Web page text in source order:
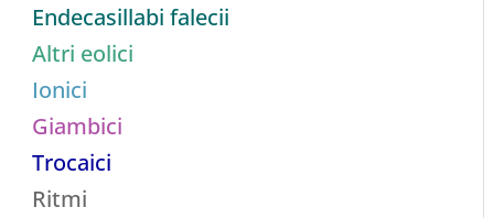
Endecasillabi falecii
Altri eolici
Ionici
Giambici
Trocaici
Ritmi